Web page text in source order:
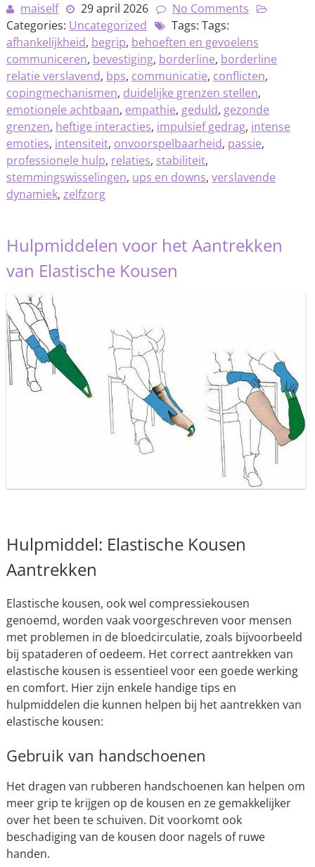
maiself
29 april 2026
No Comments
Categories: Uncategorized
Tags: Tags:
afhankelijkheid, begrip, behoeften en gevoelens
communiceren, bevestiging, borderline, borderline
relatie verslavend, bps, communicatie, conflicten,
copingmechanismen, duidelijke grenzen stellen,
emotionele achtbaan, empathie, geduld, gezonde
grenzen, heftige interacties, impulsief gedrag, intense
emoties, intensiteit, onvoorspelbaarheid, passie,
professionele hulp, relaties, stabiliteit,
stemmingswisselingen, ups en downs, verslavende
dynamiek, zelfzorg
Hulpmiddelen voor het Aantrekken
van Elastische Kousen
Hulpmiddel: Elastische Kousen
Aantrekken
Elastische kousen, ook wel compressiekousen
genoemd, worden vaak voorgeschreven voor mensen
met problemen in de bloedcirculatie, zoals bijvoorbeeld
bij spataderen of oedeem. Het correct aantrekken van
elastische kousen is essentieel voor een goede werking
en comfort. Hier zijn enkele handige tips en
hulpmiddelen die kunnen helpen bij het aantrekken van
elastische kousen:
Gebruik van handschoenen
Het dragen van rubberen handschoenen kan helpen om
meer grip te krijgen op de kousen en ze gemakkelijker
over het been te schuiven. Dit voorkomt ook
beschadiging van de kousen door nagels of ruwe
handen.